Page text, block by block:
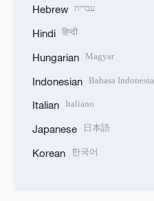
Hebrew עברית
Hindi हिन्दी
Hungarian Magyar
Indonesian Bahasa Indonesia
Italian Italiano
Japanese 日本語
Korean 한국어